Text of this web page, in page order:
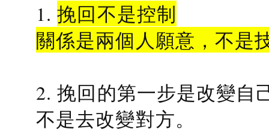
1.挽回不是控制
關係是兩個人願意，不是
2. 挽回的第一步是改變自
不是去改變對方。